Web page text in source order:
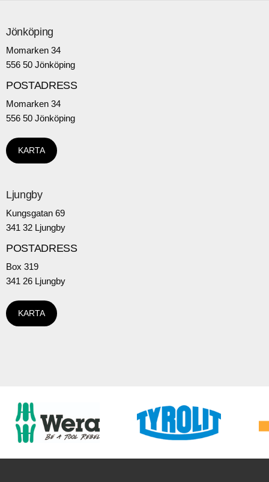
Jönköping
Momarken 34
556 50 Jönköping
POSTADRESS
Momarken 34
556 50 Jönköping
KARTA
Ljungby
Kungsgatan 69
341 32 Ljungby
POSTADRESS
Box 319
341 26 Ljungby
KARTA